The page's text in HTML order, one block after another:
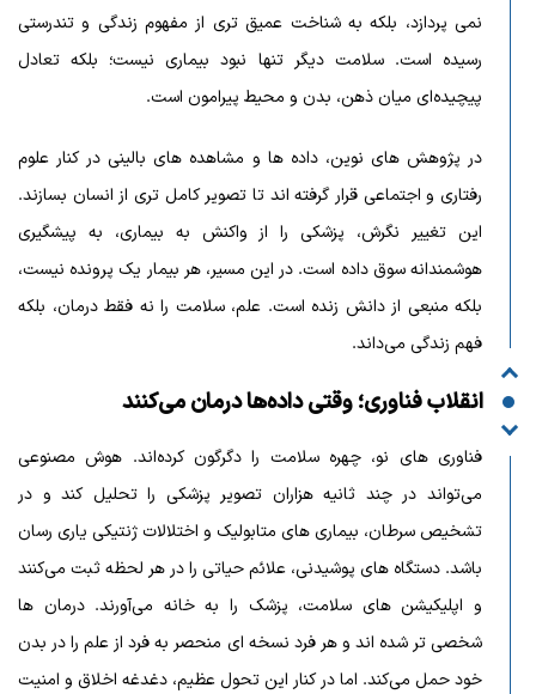
نمی‌ پردازد، بلکه به شناخت عمیق‌ تری از مفهوم زندگی و تندرستی
رسیده است. سلامت دیگر تنها نبود بیماری نیست؛ بلکه تعادل
پیچیده‌ای میان ذهن، بدن و محیط پیرامون است.
در پژوهش‌ های نوین، داده‌ ها و مشاهده‌ های بالینی در کنار علوم
رفتاری و اجتماعی قرار گرفته‌ اند تا تصویر کامل‌ تری از انسان بسازند.
این تغییر نگرش، پزشکی را از واکنش به بیماری، به پیشگیری
هوشمندانه سوق داده است. در این مسیر، هر بیمار یک پرونده نیست،
بلکه منبعی از دانش زنده است. علم، سلامت را نه‌ فقط درمان، بلکه
فهم زندگی می‌داند.
انقلاب فناوری؛ وقتی داده‌ها درمان می‌کنند
فناوری‌ های نو، چهره سلامت را دگرگون کرده‌اند. هوش مصنوعی
می‌تواند در چند ثانیه هزاران تصویر پزشکی را تحلیل کند و در
تشخیص سرطان، بیماری‌ های متابولیک و اختلالات ژنتیکی یاری‌ رسان
باشد. دستگاه‌ های پوشیدنی، علائم حیاتی را در هر لحظه ثبت می‌کنند
و اپلیکیشن‌ های سلامت، پزشک را به خانه می‌آورند. درمان‌ ها
شخصی‌ تر شده‌ اند و هر فرد نسخه‌ ای منحصر به‌ فرد از علم را در بدن
خود حمل می‌کند. اما در کنار این تحول عظیم، دغدغه اخلاق و امنیت